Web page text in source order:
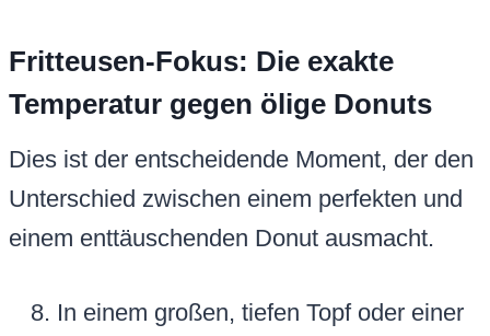
Fritteusen-Fokus: Die exakte
Temperatur gegen ölige Donuts
Dies ist der entscheidende Moment, der den
Unterschied zwischen einem perfekten und
einem enttäuschenden Donut ausmacht.
In einem großen, tiefen Topf oder einer